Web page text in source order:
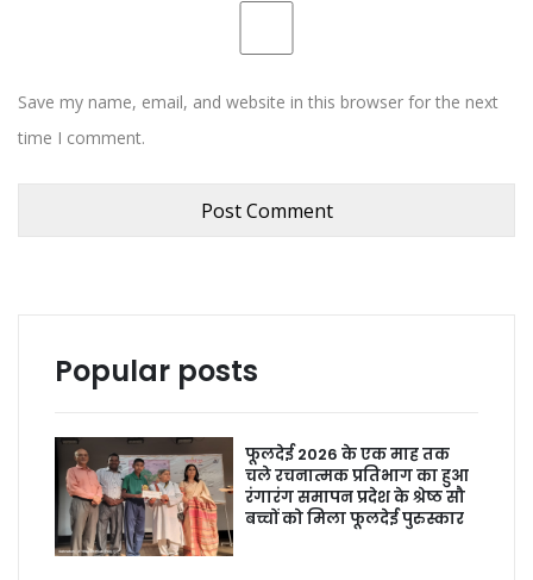
Save my name, email, and website in this browser for the next
time I comment.
Popular posts
फूलदेई 2026 के एक माह तक
चले रचनात्मक प्रतिभाग का हुआ
रंगारंग समापन प्रदेश के श्रेष्ठ सौ
बच्चों को मिला फूलदेई पुरुस्कार